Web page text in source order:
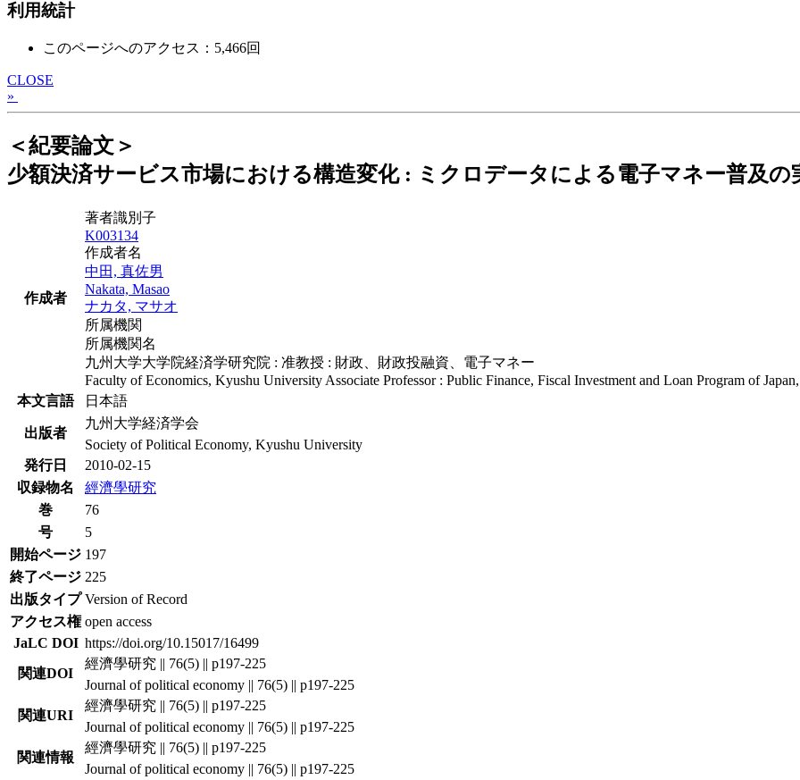
利用統計
このページへのアクセス：5,466回
CLOSE
»
＜紀要論文＞
少額決済サービス市場における構造変化 : ミクロデータによる電子マネー普及の
作成者
著者識別子
K003134
作成者名
中田, 真佐男
Nakata, Masao
ナカタ, マサオ
所属機関
所属機関名
九州大学大学院経済学研究院 : 准教授 : 財政、財政投融資、電子マネー
Faculty of Economics, Kyushu University Associate Professor : Public Finance, Fiscal Investment and Loan Program of
本文言語
日本語
出版者
九州大学経済学会
Society of Political Economy, Kyushu University
発行日
2010-02-15
収録物名
經濟學研究
巻
76
号
5
開始ページ 197
終了ページ 225
出版タイプ Version of Record
アクセス権 open access
JaLC DOI https://doi.org/10.15017/16499
関連DOI
經濟學研究 || 76(5) || p197-225
Journal of political economy || 76(5) || p197-225
関連URI
經濟學研究 || 76(5) || p197-225
Journal of political economy || 76(5) || p197-225
関連情報
經濟學研究 || 76(5) || p197-225
Journal of political economy || 76(5) || p197-225